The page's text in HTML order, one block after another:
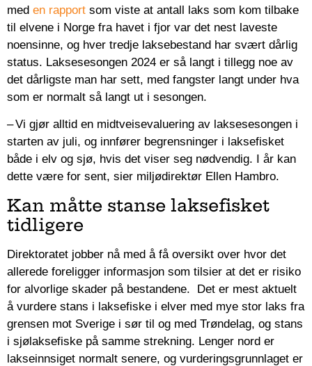
med en rapport som viste at antall laks som kom tilbake
til elvene i Norge fra havet i fjor var det nest laveste
noensinne, og hver tredje laksebestand har svært dårlig
status. Laksesesongen 2024 er så langt i tillegg noe av
det dårligste man har sett, med fangster langt under hva
som er normalt så langt ut i sesongen.
– Vi gjør alltid en midtveisevaluering av laksesesongen i
starten av juli, og innfører begrensninger i laksefisket
både i elv og sjø, hvis det viser seg nødvendig. I år kan
dette være for sent, sier miljødirektør Ellen Hambro.
Kan måtte stanse laksefisket
tidligere
Direktoratet jobber nå med å få oversikt over hvor det
allerede foreligger informasjon som tilsier at det er risiko
for alvorlige skader på bestandene. Det er mest aktuelt
å vurdere stans i laksefiske i elver med mye stor laks fra
grensen mot Sverige i sør til og med Trøndelag, og stans
i sjølaksefiske på samme strekning. Lenger nord er
lakseinnsiget normalt senere, og vurderingsgrunnlaget er